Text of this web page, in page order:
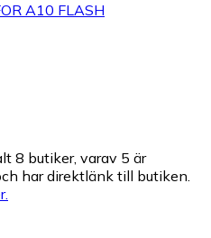
A10 FLASH
8 butiker, varav 5 är
har direktlänk till butiken.